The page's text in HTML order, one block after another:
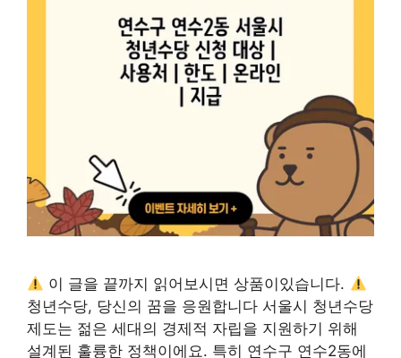
이 글을 끝까지 읽어보시면 상품이있습니다.
청년수당, 당신의 꿈을 응원합니다 서울시 청년수당
제도는 젊은 세대의 경제적 자립을 지원하기 위해
설계된 훌륭한 정책이에요. 특히 연수구 연수2동에